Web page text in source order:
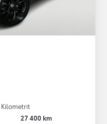
Kilometrit
27 400 km